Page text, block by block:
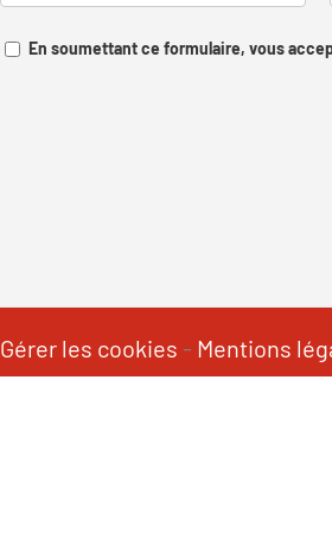
En soumettant ce formulaire, vous
Gérer les cookies - Mentions